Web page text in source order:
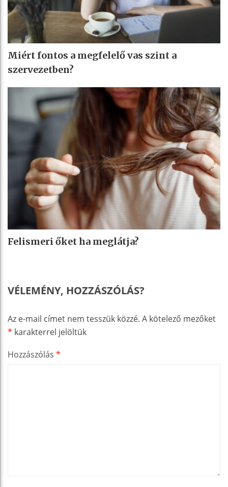
Miért fontos a megfelelő vas szint a
szervezetben?
Felismeri őket ha meglátja?
VÉLEMÉNY, HOZZÁSZÓLÁS?
Az e-mail címet nem tesszük közzé. A kötelező mezőket
* karakterrel jelöltük
Hozzászólás *